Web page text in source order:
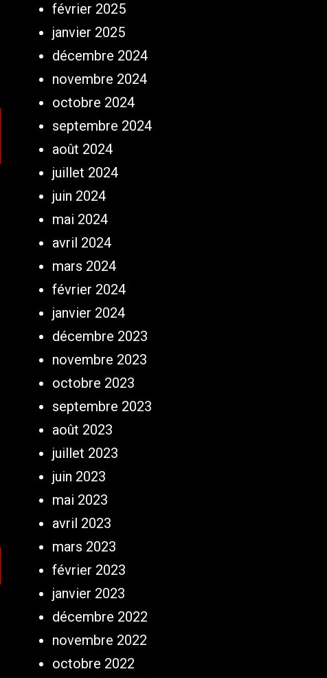
février 2025
janvier 2025
décembre 2024
novembre 2024
octobre 2024
septembre 2024
août 2024
juillet 2024
juin 2024
mai 2024
avril 2024
mars 2024
février 2024
janvier 2024
décembre 2023
novembre 2023
octobre 2023
septembre 2023
août 2023
juillet 2023
juin 2023
mai 2023
avril 2023
mars 2023
février 2023
janvier 2023
décembre 2022
novembre 2022
octobre 2022